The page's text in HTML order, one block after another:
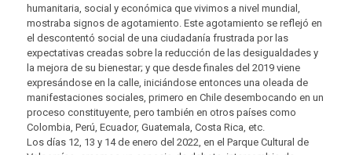
humanitaria, social y económica que vivimos a nivel mundial,
mostraba signos de agotamiento. Este agotamiento se reflejó en
el descontentó social de una ciudadanía frustrada por las
expectativas creadas sobre la reducción de las desigualdades y
la mejora de su bienestar; y que desde finales del 2019 viene
expresándose en la calle, iniciándose entonces una oleada de
manifestaciones sociales, primero en Chile desembocando en un
proceso constituyente, pero también en otros países como
Colombia, Perú, Ecuador, Guatemala, Costa Rica, etc.
Los días 12, 13 y 14 de enero del 2022, en el Parque Cultural de